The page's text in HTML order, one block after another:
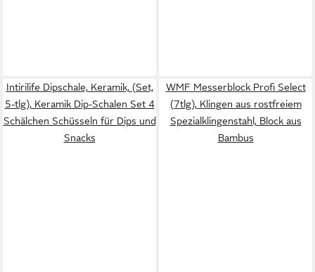
Intirilife Dipschale, Keramik, (Set,
5-tlg), Keramik Dip-Schalen Set 4
Schälchen Schüsseln für Dips und
Snacks
WMF Messerblock Profi Select
(7tlg), Klingen aus rostfreiem
Spezialklingenstahl, Block aus
Bambus